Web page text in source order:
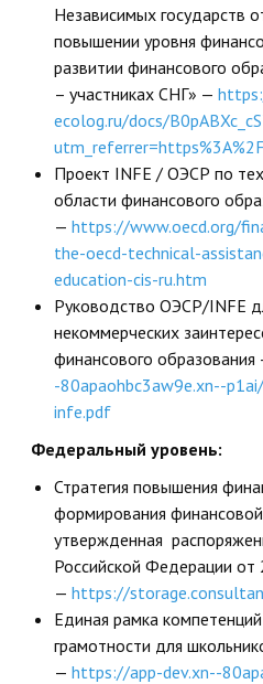
ИНСТИТУТ
Противодействие коррупции
В ПОМОЩЬ УЧИТЕЛЮ
Организация УВП
ГИА
Советуем прочитать
Готовимся к новому
ДПО
Профессиональная
Повышение квалификации
КОНТАКТЫ
Независимых государств
повышении уровня
развитии финансового
– участниках СНГ» —
ecolog.ru/docs/
Проект INFE / ОЭСР по
области финансового
— https://www.oecd.org/
the-oecd-technical-
education-cis-ru.htm
Руководство ОЭСР/INFE
некоммерческих
финансового образования
-80apaohbc3aw9e.xn--
infe.pdf
Федеральный уровень:
Стратегия повышения
формирования
утвержденная
Российской Федерации
— https://
Единая рамка
грамотности для
— https://app-dev.xn--